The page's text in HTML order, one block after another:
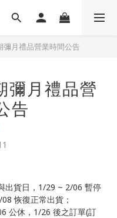
彌月禮品營業時間公告
彌月禮品營
告
出貨日，1/29 ~ 2/06 暫停
恢復正常出貨；
公休，1/26 後之訂單(訂